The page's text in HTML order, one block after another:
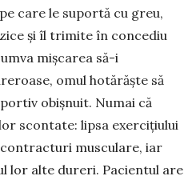
care le suportă cu greu,
și îl tri­mite în concediu
miș­carea să-i
omul hotărăște să
obișnuit. Numai că
scontate: lipsa exercițiului
musculare, iar
lor alte dureri. Pacientul are